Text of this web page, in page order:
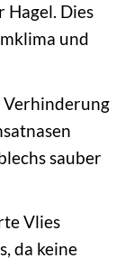
Hagel. Dies
und
Verhinderung
sauber
Vlies
da keine